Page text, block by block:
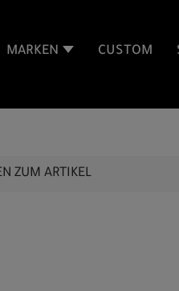
MARKEN CUSTOM
ZUM ARTIKEL